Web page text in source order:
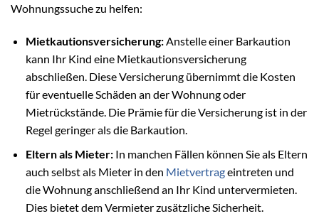
Wohnungssuche zu helfen:
Mietkautionsversicherung:Anstelle einer Barkaution
kann Ihr Kind eine Mietkautionsversicherung
abschließen. Diese Versicherung übernimmt die Kosten
für eventuelle Schäden an der Wohnung oder
Mietrückstände. Die Prämie für die Versicherung ist in der
Regel geringer als die Barkaution.
Eltern als Mieter:In manchen Fällen können Sie als Eltern
auch selbst als Mieter in den Mietvertrageintreten und
die Wohnung anschließend an Ihr Kind untervermieten.
Dies bietet dem Vermieter zusätzliche Sicherheit.